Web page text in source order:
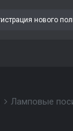
нового
Ламповые